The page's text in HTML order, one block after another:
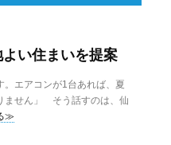
い住まいを提案
エアコンが1台あれば、夏
ません」 そう話すのは、仙
≫